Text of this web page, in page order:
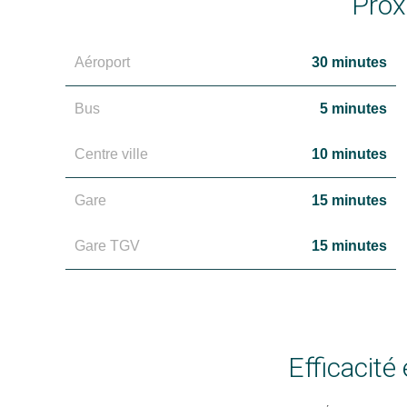
Aéroport 30 minutes
Bus 5 minutes
Centre ville 10 minutes
Gare 15 minutes
Gare TGV 15 minutes
Efficacité